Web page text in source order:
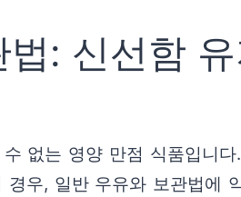
: 신선함
없는 영양 만점 식품입니
우, 일반 우유와 보관법에